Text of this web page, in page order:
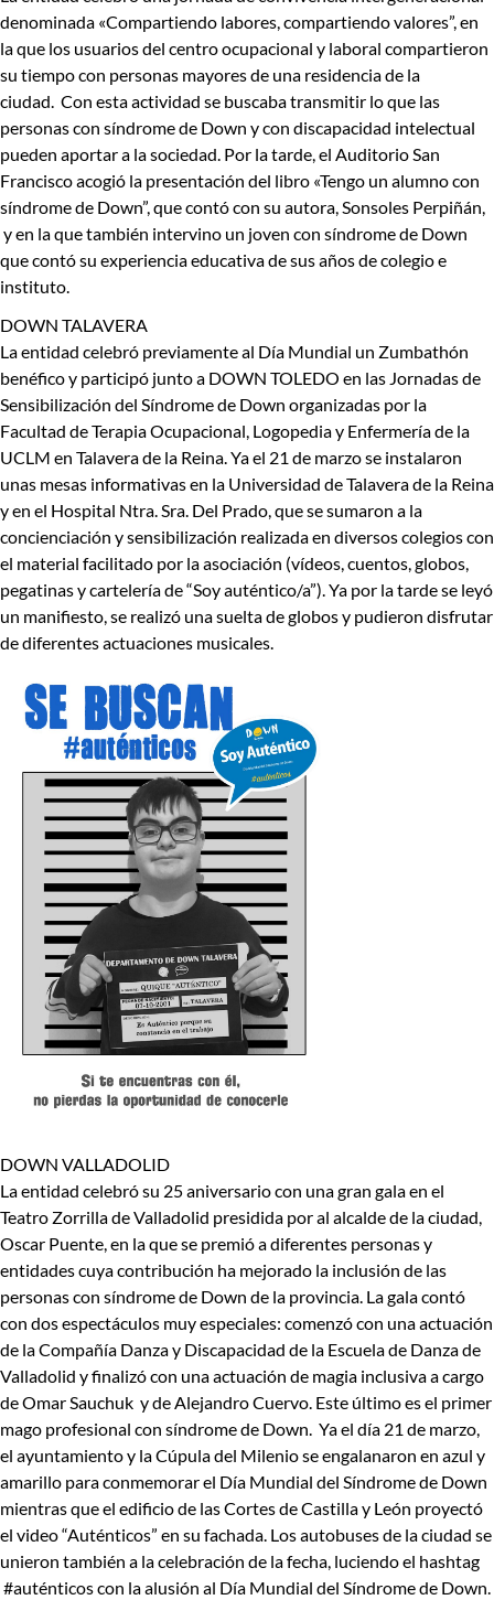
denominada «Compartiendo labores, compartiendo valores”, en
la que los usuarios del centro ocupacional y laboral compartieron
su tiempo con personas mayores de una residencia de la
ciudad. Con esta actividad se buscaba transmitir lo que las
personas con síndrome de Down y con discapacidad intelectual
pueden aportar a la sociedad. Por la tarde, el Auditorio San
Francisco acogió la presentación del libro «Tengo un alumno con
síndrome de Down”, que contó con su autora, Sonsoles Perpiñán,
y en la que también intervino un joven con síndrome de Down
que contó su experiencia educativa de sus años de colegio e
instituto.
DOWN TALAVERA
La entidad celebró previamente al Día Mundial un Zumbathón
benéfico y participó junto a DOWN TOLEDO en las Jornadas de
Sensibilización del Síndrome de Down organizadas por la
Facultad de Terapia Ocupacional, Logopedia y Enfermería de la
UCLM en Talavera de la Reina. Ya el 21 de marzo se instalaron
unas mesas informativas en la Universidad de Talavera de la Reina
y en el Hospital Ntra. Sra. Del Prado, que se sumaron a la
concienciación y sensibilización realizada en diversos colegios con
el material facilitado por la asociación (vídeos, cuentos, globos,
pegatinas y cartelería de “Soy auténtico/a”). Ya por la tarde se leyó
un manifiesto, se realizó una suelta de globos y pudieron disfrutar
de diferentes actuaciones musicales.
DOWN VALLADOLID
La entidad celebró su 25 aniversario con una gran gala en el
Teatro Zorrilla de Valladolid presidida por al alcalde de la ciudad,
Oscar Puente, en la que se premió a diferentes personas y
entidades cuya contribución ha mejorado la inclusión de las
personas con síndrome de Down de la provincia. La gala contó
con dos espectáculos muy especiales: comenzó con una actuación
de la Compañía Danza y Discapacidad de la Escuela de Danza de
Valladolid y finalizó con una actuación de magia inclusiva a cargo
de Omar Sauchuk y de Alejandro Cuervo. Este último es el primer
mago profesional con síndrome de Down. Ya el día 21 de marzo,
el ayuntamiento y la Cúpula del Milenio se engalanaron en azul y
amarillo para conmemorar el Día Mundial del Síndrome de Down
mientras que el edificio de las Cortes de Castilla y León proyectó
el video “Auténticos” en su fachada. Los autobuses de la ciudad se
unieron también a la celebración de la fecha, luciendo el hashtag
#auténticos con la alusión al Día Mundial del Síndrome de Down.